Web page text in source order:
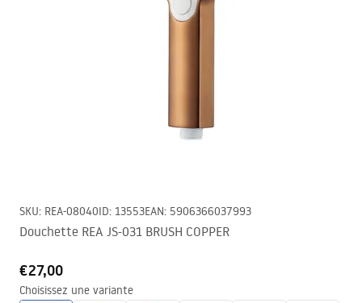
SKU: REA-08040ID: 13553EAN: 5906366037993
Douchette REA JS-031 BRUSH COPPER
€27,00
Choisissez une variante